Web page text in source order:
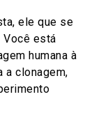
ele que se
Você está
humana à
a clonagem,